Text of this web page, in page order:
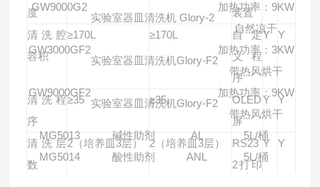
度
装置
清洗腔
容积
≥170L ≥170L
自定
义程
序
Y Y
清洗程
序
≥35 ≥35
OLED
屏
Y Y
清洗层
数
2（培养皿3层） 2（培养皿3层）
RS23
2打印
Y Y
GW9000G2
实验室器皿清洗机 Glory-2
加热功率：9KW
自然凉干
GW3000GF2
实验室器皿清洗机Glory-F2
加热功率：3KW
带热风烘干
GW9000GF2
实验室器皿清洗机Glory-F2
加热功率：9KW
带热风烘干
MG5013
碱性助剂 AL
5L/桶
MG5014
酸性助剂 ANL
5L/桶